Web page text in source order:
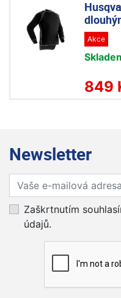
Akce
849
Newsletter
Přihlaste se k odběru
Zaškrtnutím
údajů.